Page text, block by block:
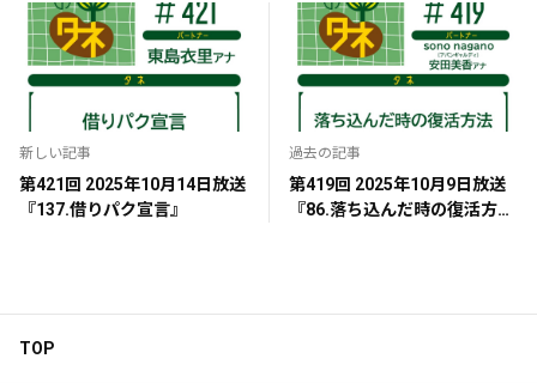
新しい記事
第421回 2025年10月14日放送
『137.借りパク宣言』
過去の記事
第419回 2025年10月9日放送
『86.落ち込んだ時の復活方
TOP